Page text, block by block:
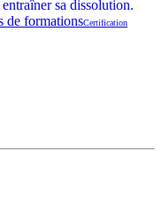
sa dissolution.
Certification